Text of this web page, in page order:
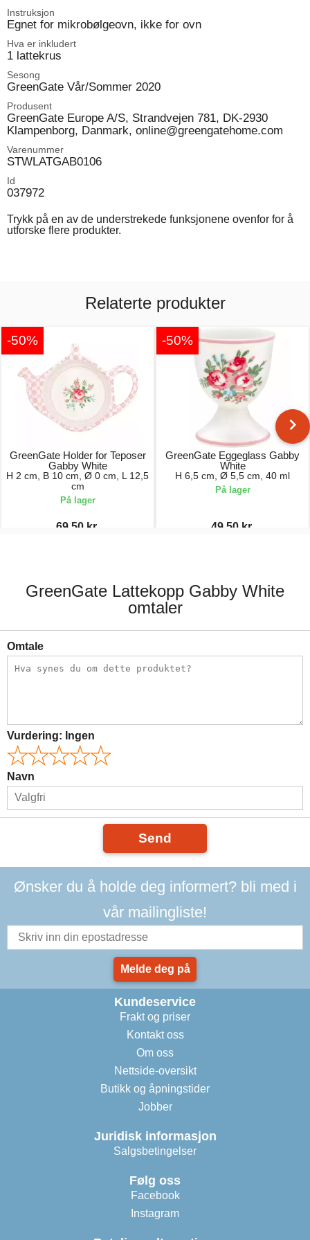
Instruksjon
Egnet for mikrobølgeovn, ikke for ovn
Hva er inkludert
1 lattekrus
Sesong
GreenGate Vår/Sommer 2020
Produsent
GreenGate Europe A/S, Strandvejen 781, DK-2930
Klampenborg, Danmark, online@greengatehome.com
Varenummer
STWLATGAB0106
Id
037972
Trykk på en av de understrekede funksjonene ovenfor for å
utforske flere produkter.
Relaterte produkter
-50%
GreenGate Holder for Teposer
Gabby White
H 2 cm, B 10 cm, Ø 0 cm, L 12,5
cm
På lager
69,50 kr.
-50%
GreenGate Eggeglass Gabby
White
H 6,5 cm, Ø 5,5 cm, 40 ml
På lager
49,50 kr.
GreenGate Lattekopp Gabby White
omtaler
Omtale
Vurdering: Ingen
Navn
Send
Ønsker du å holde deg informert? bli med i
vår mailingliste!
Melde deg på
Kundeservice
Frakt og priser
Kontakt oss
Om oss
Nettside-oversikt
Butikk og åpningstider
Jobber
Juridisk informasjon
Salgsbetingelser
Følg oss
Facebook
Instagram